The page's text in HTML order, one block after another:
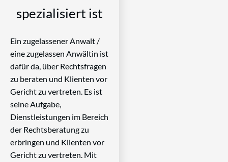
spezialisiert ist
Ein zugelassener Anwalt /
eine zugelassen Anwältin ist
dafür da, über Rechtsfragen
zu beraten und Klienten vor
Gericht zu vertreten. Es ist
seine Aufgabe,
Dienstleistungen im Bereich
der Rechtsberatung zu
erbringen und Klienten vor
Gericht zu vertreten. Mit